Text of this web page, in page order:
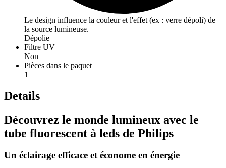
Le design influence la couleur et l'effet (ex : verre dépoli) de
la source lumineuse.
Dépolie
Filtre UV
Non
Pièces dans le paquet
1
Details
Découvrez le monde lumineux avec le
tube fluorescent à leds de Philips
Un éclairage efficace et économe en énergie